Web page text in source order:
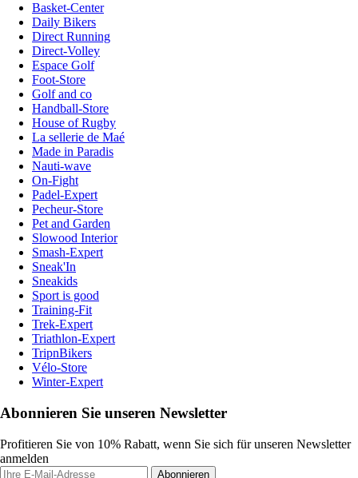
Basket-Center
Daily Bikers
Direct Running
Direct-Volley
Espace Golf
Foot-Store
Golf and co
Handball-Store
House of Rugby
La sellerie de Maé
Made in Paradis
Nauti-wave
On-Fight
Padel-Expert
Pecheur-Store
Pet and Garden
Slowood Interior
Smash-Expert
Sneak'In
Sneakids
Sport is good
Training-Fit
Trek-Expert
Triathlon-Expert
TripnBikers
Vélo-Store
Winter-Expert
Abonnieren Sie unseren Newsletter
Profitieren Sie von 10% Rabatt, wenn Sie sich für unseren Newsletter
anmelden
Abonnieren